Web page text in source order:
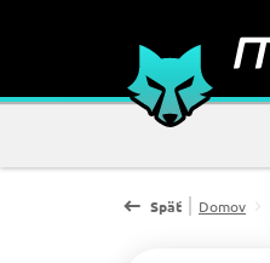
Späť Domov